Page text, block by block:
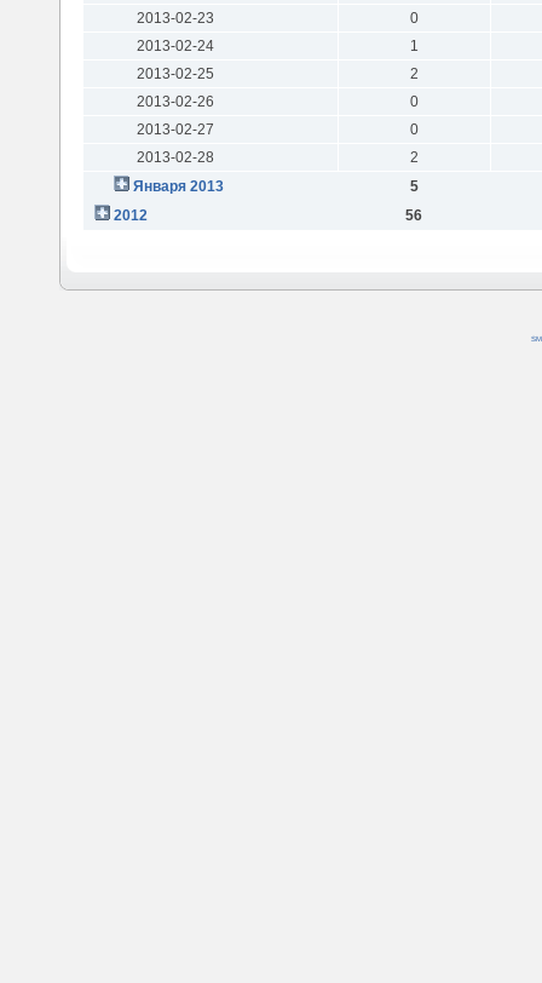
2013-02-23
0
2013-02-24
1
2013-02-25
2
2013-02-26
0
2013-02-27
0
2013-02-28
2
Января 2013
5
2012
56